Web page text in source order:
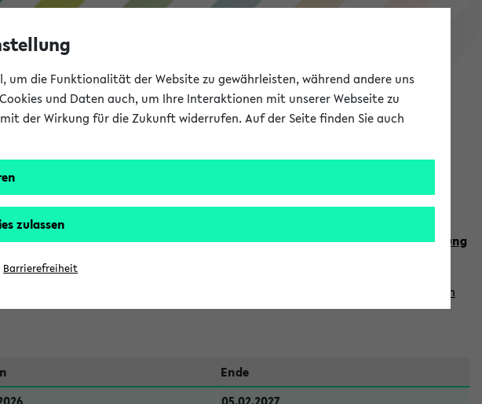
eKVV
eKVV
Bitte beachten Sie auch die weiteren Termine imKalender der Lehrplanung
finden
Ende
um die Funktionalität der Website zu gewährleisten, während andere uns
und Daten auch, um Ihre Interaktionen mit unserer Webseite zu
der Wirkung für die Zukunft widerrufen. Auf der Seite finden Sie auch
zulassen
Barrierefreiheit